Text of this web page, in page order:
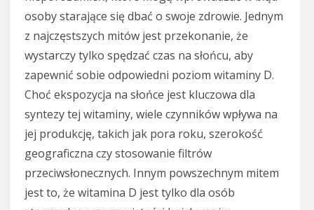
osoby starające się dbać o swoje zdrowie. Jednym
z najczęstszych mitów jest przekonanie, że
wystarczy tylko spędzać czas na słońcu, aby
zapewnić sobie odpowiedni poziom witaminy D.
Choć ekspozycja na słońce jest kluczowa dla
syntezy tej witaminy, wiele czynników wpływa na
jej produkcję, takich jak pora roku, szerokość
geograficzna czy stosowanie filtrów
przeciwsłonecznych. Innym powszechnym mitem
jest to, że witamina D jest tylko dla osób